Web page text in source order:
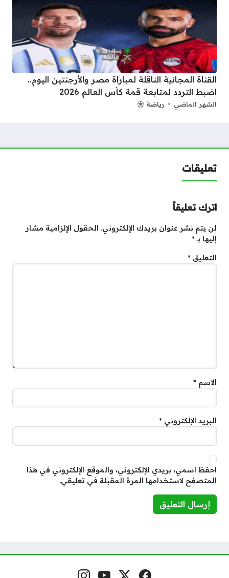
القناة المجانية الناقلة لمباراة مصر والأرجنتين اليوم..
اضبط التردد لمتابعة قمة كأس العالم 2026
الشهر الماضي رياضة
تعليقات
اترك تعليقاً
لن يتم نشر عنوان بريدك الإلكتروني. الحقول الإلزامية مشار
إليها بـ*
التعليق *
الاسم *
البريد الإلكتروني *
احفظ اسمي، بريدي الإلكتروني، والموقع الإلكتروني في هذا
المتصفح لاستخدامها المرة المقبلة في تعليقي.